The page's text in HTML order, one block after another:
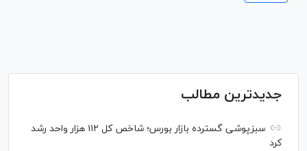
جدیدترین مطالب
سبزپوشی گسترده بازار بورس؛ شاخص کل ۱۱۲ هزار واحد رشد
کرد